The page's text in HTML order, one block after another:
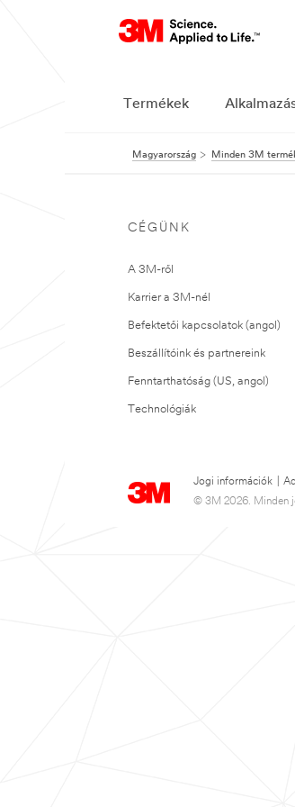
Termékek
Magyarország Minden 3M
CÉGÜNK
A 3M-ről
Karrier a 3M-nél
Befektetői kapcsolatok (angol)
Beszállítóink és partnereink
Fenntarthatóság (US, angol)
Technológiák
Jogi információk
© 3M 2026. Minden